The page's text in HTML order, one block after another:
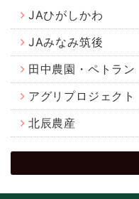
JAひがしかわ
JAみなみ筑後
田中農園・ペトラン
アグリプロジェクト
北辰農産